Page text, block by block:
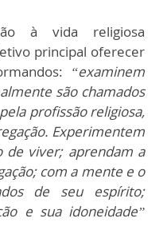
à vida religiosa
principal oferecer
“examinem
são chamados
profissão religiosa,
Experimentem
de viver; aprendam a
com a mente e o
de seu espírito;
e sua idoneidade”